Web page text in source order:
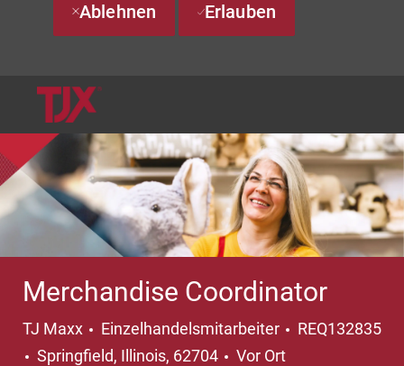
Ablehnen Erlauben
Merchandise Coordinator
TJ Maxx Kategorie
Einzelhandelsmitarbeiter
REQ132835
Ort
Springfield, Illinois, 62704 Vor Ort